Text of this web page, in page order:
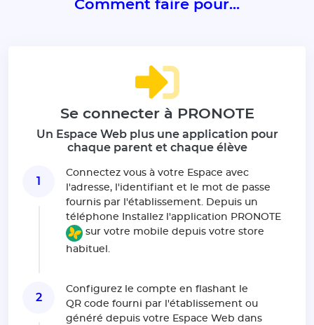
Comment faire pour...
Se connecter à PRONOTE
Un Espace Web plus une application pour
chaque parent et chaque élève
1
Connectez vous à votre Espace avec
l'adresse, l'identifiant et le mot de passe
fournis par l'établissement. Depuis un
téléphone Installez l'application PRONOTE
sur votre mobile depuis votre store
habituel.
2
Configurez le compte en flashant le
QR code fourni par l'établissement ou
généré depuis votre Espace Web dans